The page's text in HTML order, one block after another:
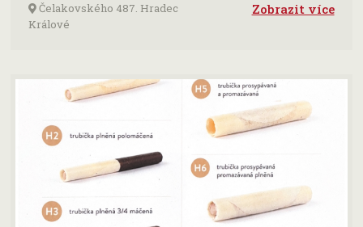
Čelakovského 487. Hradec
Králové
Zobrazit více